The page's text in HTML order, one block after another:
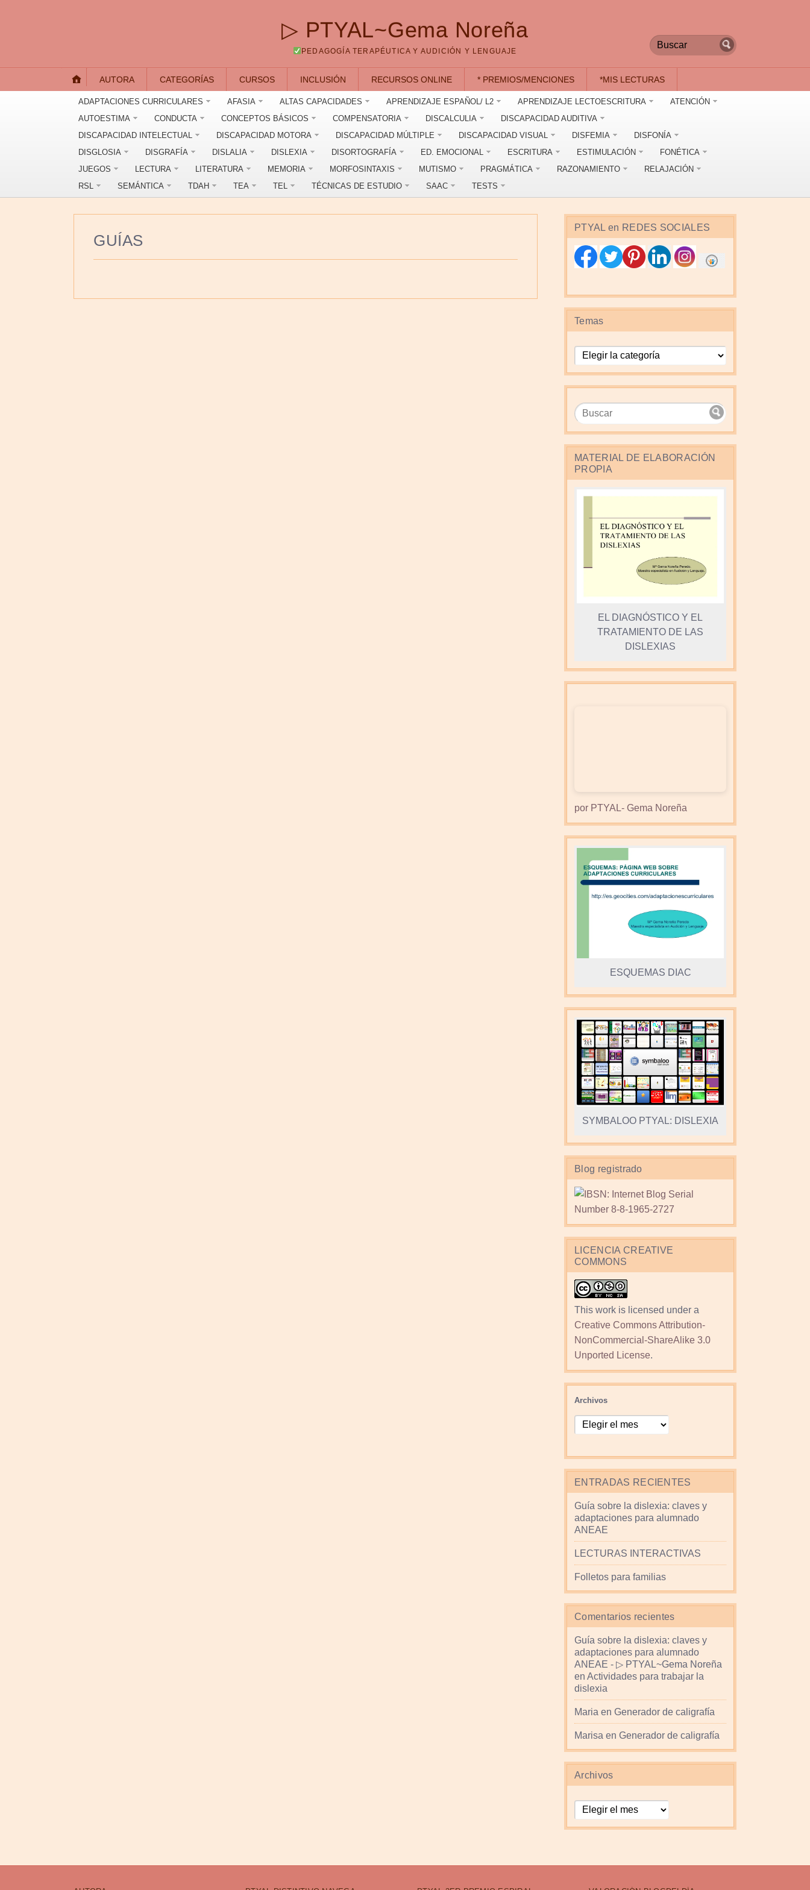
▷ PTYAL~Gema Noreña
PEDAGOGÍA TERAPÉUTICA Y AUDICIÓN Y LENGUAJE
AUTORA CATEGORÍAS CURSOS INCLUSIÓN RECURSOS ONLINE * PREMIOS/MENCIONES *MIS LECTURAS
ADAPTACIONES CURRICULARES AFASIA ALTAS CAPACIDADES APRENDIZAJE ESPAÑOL/ L2 APRENDIZAJE LECTOESCRITURA
ATENCIÓN
AUTOESTIMA
CONDUCTA CONCEPTOS BÁSICOS COMPENSATORIA DISCALCULIA
DISCAPACIDAD AUDITIVA
DISCAPACIDAD INTELECTUAL
DISCAPACIDAD MOTORA DISCAPACIDAD MÚLTIPLE DISCAPACIDAD VISUAL DISFEMIA
DISFONÍA
DISGLOSIA
DISGRAFÍA DISLALIA DISLEXIA DISORTOGRAFÍA ED. EMOCIONAL ESCRITURA ESTIMULACIÓN
FONÉTICA
JUEGOS
LECTURA LITERATURA MEMORIA MORFOSINTAXIS MUTISMO PRAGMÁTICA RAZONAMIENTO
RELAJACIÓN
RSL
SEMÁNTICA TDAH TEA TEL TÉCNICAS DE ESTUDIO SAAC TESTS
GUÍAS
PTYAL en REDES SOCIALES
Temas
Temas
MATERIAL DE ELABORACIÓN
PROPIA
EL DIAGNÓSTICO Y EL
TRATAMIENTO DE LAS
DISLEXIAS
por PTYAL- Gema Noreña
ESQUEMAS DIAC
SYMBALOO PTYAL: DISLEXIA
Blog registrado
LICENCIA CREATIVE
COMMONS
This work is licensed under a
Creative Commons Attribution-
NonCommercial-ShareAlike 3.0
Unported License.
Archivos
ENTRADAS RECIENTES
Guía sobre la dislexia: claves y
adaptaciones para alumnado
ANEAE
LECTURAS INTERACTIVAS
Folletos para familias
Comentarios recientes
Guía sobre la dislexia: claves y
adaptaciones para alumnado
ANEAE - ▷ PTYAL~Gema Noreña
en Actividades para trabajar la
dislexia
Maria en Generador de caligrafía
Marisa en Generador de caligrafía
Archivos
Archivos